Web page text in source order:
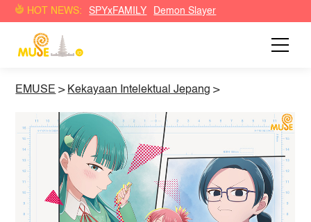
HOT NEWS: SPYxFAMILY Demon Slayer
EMUSE > Kekayaan Intelektual Jepang >